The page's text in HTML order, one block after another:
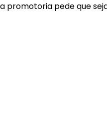
a promotoria pede que